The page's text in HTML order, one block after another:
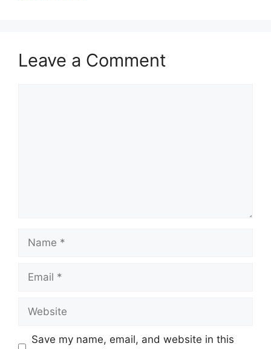
Leave a Comment
Name
Email
Website
Save my name, email, and website in this